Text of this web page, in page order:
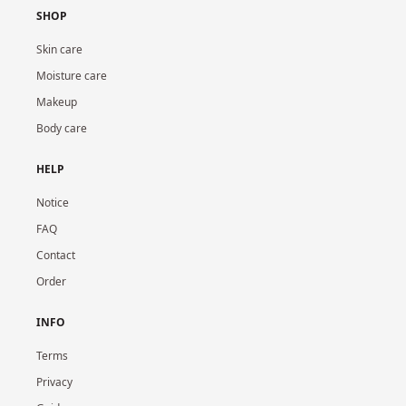
SHOP
Skin care
Moisture care
Makeup
Body care
HELP
Notice
FAQ
Contact
Order
INFO
Terms
Privacy